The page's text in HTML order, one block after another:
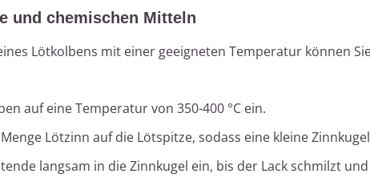
und chemischen Mitteln
Lötkolbens mit einer geeigneten Temperatur können
auf eine Temperatur von 350-400 °C ein.
Lötzinn auf die Lötspitze, sodass eine kleine
langsam in die Zinnkugel ein, bis der Lack schmilzt